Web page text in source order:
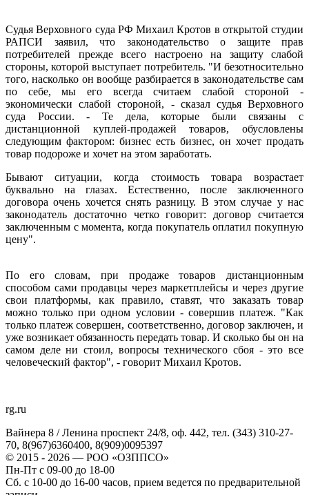
Судья Верховного суда РФ Михаил Кротов в открытой студии
РАПСИ заявил, что законодательство о защите прав
потребителей прежде всего настроено на защиту слабой
стороны, которой выступает потребитель. "И безотносительно
того, насколько он вообще разбирается в законодательстве сам
по себе, мы его всегда считаем слабой стороной -
экономически слабой стороной, - сказал судья Верховного
суда России. - Те дела, которые были связаны с
дистанционной куплей-продажей товаров, обусловлены
следующим фактором: бизнес есть бизнес, он хочет продать
товар подороже и хочет на этом заработать.
Бывают ситуации, когда стоимость товара возрастает
буквально на глазах. Естественно, после заключенного
договора очень хочется снять разницу. В этом случае у нас
законодатель достаточно четко говорит: договор считается
заключенным с момента, когда покупатель оплатил покупную
цену".
По его словам, при продаже товаров дистанционным
способом сами продавцы через маркетплейсы и через другие
свои платформы, как правило, ставят, что заказать товар
можно только при одном условии - совершив платеж. "Как
только платеж совершен, соответственно, договор заключен, и
уже возникает обязанность передать товар. И сколько бы он на
самом деле ни стоил, вопросы технического сбоя - это все
человеческий фактор", - говорит Михаил Кротов.
rg.ru
Вайнера 8 / Ленина проспект 24/8, оф. 442, тел. (343) 310-27-
70, 8(967)6360400, 8(909)0095397
© 2015 - 2026 — РОО «ОЗППСО»
Пн-Пт с 09-00 до 18-00
Сб. с 10-00 до 16-00 часов, прием ведется по предварительной